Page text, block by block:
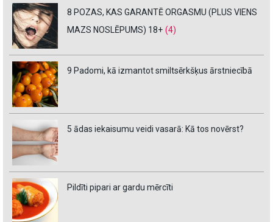
8 POZAS, KAS GARANTĒ ORGASMU (PLUS VIENS
MAZS NOSLĒPUMS) 18+ (4)
9 Padomi, kā izmantot smiltsērkšķus ārstniecībā
5 ādas iekaisumu veidi vasarā: Kā tos novērst?
Pildīti pipari ar gardu mērcīti